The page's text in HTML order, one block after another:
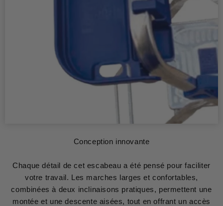
Conception innovante
Chaque détail de cet escabeau a été pensé pour faciliter
votre travail. Les marches larges et confortables,
combinées à deux inclinaisons pratiques, permettent une
montée et une descente aisées, tout en offrant un accès